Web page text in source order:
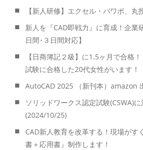
【新人研修】エクセル・パワポ、丸
新人を『CAD即戦力』に育成！企業
日間･３日間対応】
【日商簿記２級】に1.5ヶ月で合格
試験に合格した20代女性がいます！
AutoCAD 2025 （新刊本）amazon
ソリッドワークス認定試験(CSWA)に
(2024/10/25)
CAD新人教育を改革する！現場がす
書＋応用書』制作します！